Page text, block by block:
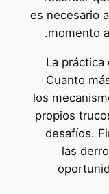
es necesario
momento
La
Cuanto
los
propios
desafíos.
las